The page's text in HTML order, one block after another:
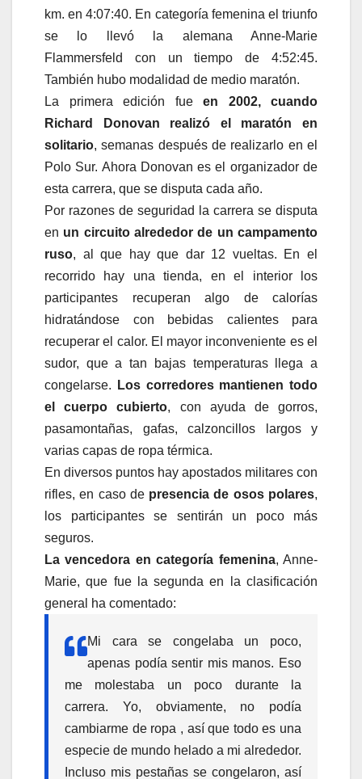
km. en 4:07:40. En categoría femenina el triunfo
se lo llevó la alemana Anne-Marie
Flammersfeld con un tiempo de 4:52:45.
También hubo modalidad de medio maratón.
La primera edición fue en 2002, cuando
Richard Donovan realizó el maratón en
solitario, semanas después de realizarlo en el
Polo Sur. Ahora Donovan es el organizador de
esta carrera, que se disputa cada año.
Por razones de seguridad la carrera se disputa
en un circuito alrededor de un campamento
ruso, al que hay que dar 12 vueltas. En el
recorrido hay una tienda, en el interior los
participantes recuperan algo de calorías
hidratándose con bebidas calientes para
recuperar el calor. El mayor inconveniente es el
sudor, que a tan bajas temperaturas llega a
congelarse.
Los corredores mantienen todo
el cuerpo cubierto, con ayuda de gorros,
pasamontañas, gafas, calzoncillos largos y
varias capas de ropa térmica.
En diversos puntos hay apostados militares con
rifles, en caso de presencia de osos polares,
los participantes se sentirán un poco más
seguros.
La vencedora en categoría femenina, Anne-
Marie, que fue la segunda en la clasificación
general ha comentado:
Mi cara se congelaba un poco,
apenas podía sentir mis manos. Eso
me molestaba un poco durante la
carrera. Yo, obviamente, no podía
cambiarme de ropa , así que todo es una
especie de mundo helado a mi alrededor.
Incluso mis pestañas se congelaron, así